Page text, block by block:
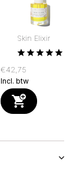
Skin Elixir
€42,75
Incl. btw